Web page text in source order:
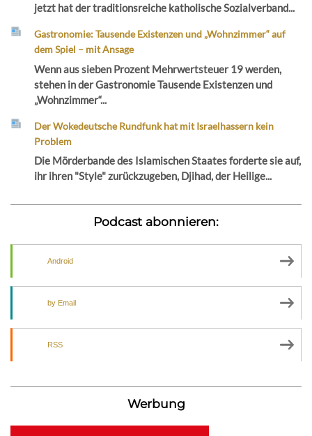
jetzt hat der traditionsreiche katholische Sozialverband...
Gastronomie: Tausende Existenzen und „Wohnzimmer“ auf
dem Spiel – mit Ansage
Wenn aus sieben Prozent Mehrwertsteuer 19 werden,
stehen in der Gastronomie Tausende Existenzen und
„Wohnzimmer“...
Der Wokedeutsche Rundfunk hat mit Israelhassern kein
Problem
Die Mörderbande des Islamischen Staates forderte sie auf,
ihr ihren "Style" zurückzugeben, Djihad, der Heilige...
Podcast abonnieren:
Android
by Email
RSS
Werbung